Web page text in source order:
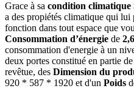
Grace à sa condition climatique
a des propiétés climatique qui lui
fonction dans tout espace que
Consommation d’énergie de
consommation d'energie à un
deux portes constitué en partie de
revêtue, des Dimension du
920 * 587 * 1920 et d'un Poids